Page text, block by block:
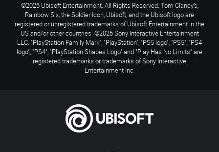
©2026 Ubisoft Entertainment. All Rights Reserved. Tom Clancy’s,
Rainbow Six, the Soldier Icon, Ubisoft, and the Ubisoft logo are
registered or unregistered trademarks of Ubisoft Entertainment in the
US and/or other countries. ©2026 Sony Interactive Entertainment
LLC. "PlayStation Family Mark", "PlayStation", "PS5 logo", "PS5", "PS4
logo", "PS4", "PlayStation Shapes Logo" and "Play Has No Limits" are
registered trademarks or trademarks of Sony Interactive
Entertainment Inc.